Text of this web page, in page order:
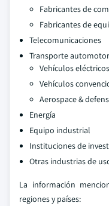
Fabricantes de
Fabricantes de
Telecomunicaciones
Transporte automotor
Vehículos eléctricos
Vehículos
Aerospace &
Energía
Equipo industrial
Instituciones de
Otras industrias de
La información
regiones y países: